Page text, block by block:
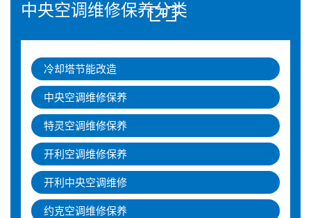
中央空调维修保养分类
冷却塔节能改造
中央空调维修保养
特灵空调维修保养
开利空调维修保养
开利中央空调维修
约克空调维修保养